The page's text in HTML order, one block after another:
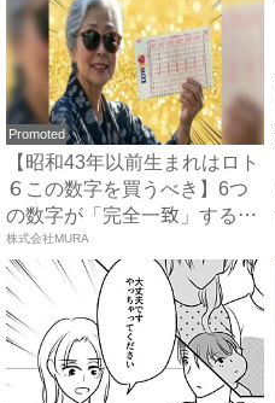
Promoted
【昭和43年以前生まれはロト
６この数字を買うべき】6つ
の数字が「完全一致」する
方...
株式会社MURA